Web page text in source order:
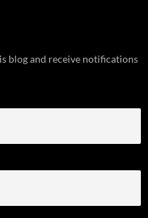
blog and receive notifications